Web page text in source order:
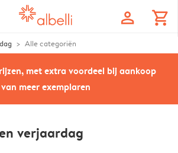
profile shopping_cart
Alle categoriën
met extra voordeel bij aankoop
van meer exemplaren
verjaardag